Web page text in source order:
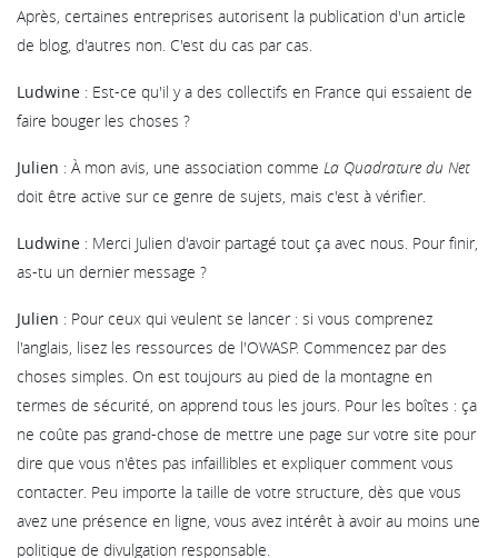
Après, certaines entreprises autorisent la publication d'un article
de blog, d'autres non. C'est du cas par cas.
Ludwine : Est-ce qu'il y a des collectifs en France qui essaient de
faire bouger les choses ?
Julien : À mon avis, une association comme La Quadrature du Net
doit être active sur ce genre de sujets, mais c'est à vérifier.
Ludwine : Merci Julien d'avoir partagé tout ça avec nous. Pour finir,
as-tu un dernier message ?
Julien : Pour ceux qui veulent se lancer : si vous comprenez
l'anglais, lisez les ressources de l'OWASP. Commencez par des
choses simples. On est toujours au pied de la montagne en
termes de sécurité, on apprend tous les jours. Pour les boîtes : ça
ne coûte pas grand-chose de mettre une page sur votre site pour
dire que vous n'êtes pas infaillibles et expliquer comment vous
contacter. Peu importe la taille de votre structure, dès que vous
avez une présence en ligne, vous avez intérêt à avoir au moins une
politique de divulgation responsable.